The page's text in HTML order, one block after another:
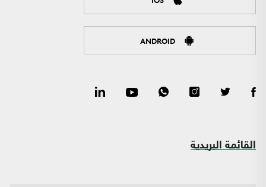
ANDROID
القائمة البريدية